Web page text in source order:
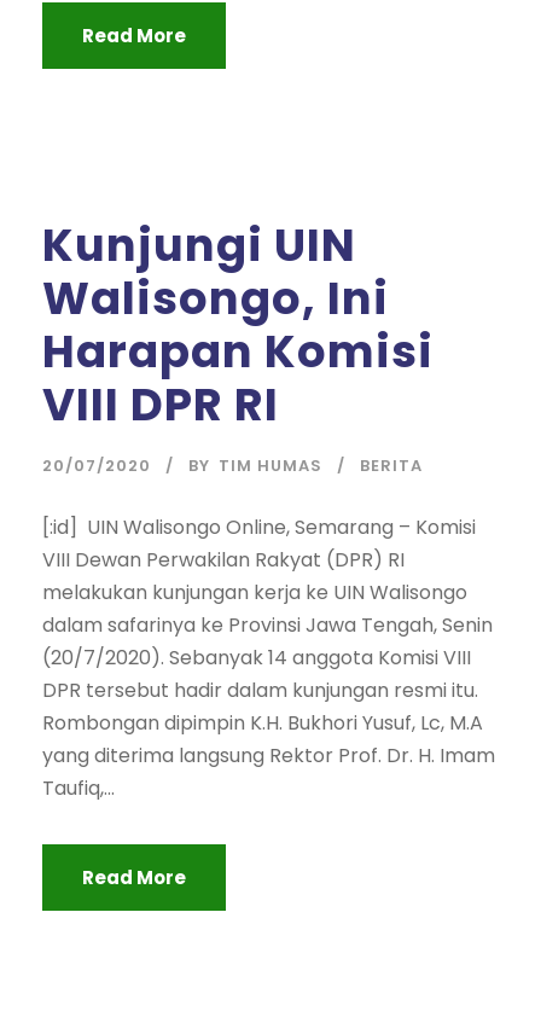
Read More
Kunjungi UIN
Walisongo, Ini
Harapan Komisi
VIII DPR RI
20/07/2020 BY TIM HUMAS BERITA
[:id] UIN Walisongo Online, Semarang – Komisi
VIII Dewan Perwakilan Rakyat (DPR) RI
melakukan kunjungan kerja ke UIN Walisongo
dalam safarinya ke Provinsi Jawa Tengah, Senin
(20/7/2020). Sebanyak 14 anggota Komisi VIII
DPR tersebut hadir dalam kunjungan resmi itu.
Rombongan dipimpin K.H. Bukhori Yusuf, Lc, M.A
yang diterima langsung Rektor Prof. Dr. H. Imam
Taufiq,...
Read More